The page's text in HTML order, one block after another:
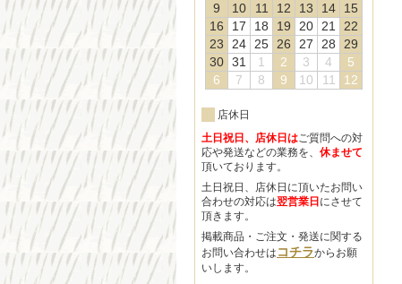
9
10 11 12 13 14
15
16
17 18 19 20 21
22
23
24 25 26 27 28
29
30 31 1 2 3 4
5
6
7 8 9 10 11 12
店休日
土日祝日、店休日はご質問への対
応や発送などの業務を、 休ませて
頂いております。
土日祝日、店休日に頂いたお問い
合わせの対応は翌営業日 にさせて
頂きます。
掲載商品・ご注文・発送に関する
お問い合わせは コチラからお願
いします。